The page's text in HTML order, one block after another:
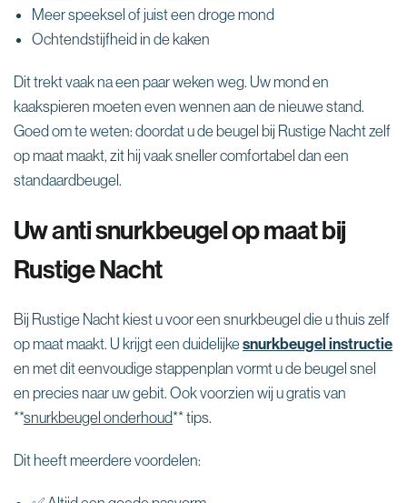
Meer speeksel of juist een droge mond
Ochtendstijfheid in de kaken
Dit trekt vaak na een paar weken weg. Uw mond en
kaakspieren moeten even wennen aan de nieuwe stand.
Goed om te weten: doordat u de beugel bij Rustige Nacht zelf
op maat maakt, zit hij vaak sneller comfortabel dan een
standaardbeugel.
Uw anti snurkbeugel op maat bij
Rustige Nacht
Bij Rustige Nacht kiest u voor een snurkbeugel die u thuis zelf
op maat maakt. U krijgt een duidelijkesnurkbeugel instructie
en met dit eenvoudige stappenplan vormt u de beugel snel
en precies naar uw gebit. Ook voorzien wij u gratis van
**snurkbeugel onderhoud** tips.
Dit heeft meerdere voordelen: